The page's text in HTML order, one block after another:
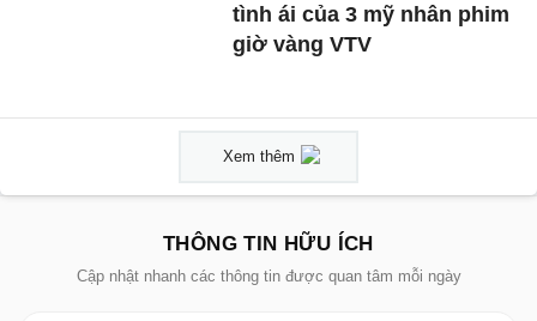
tình ái của 3 mỹ nhân phim
giờ vàng VTV
Xem thêm
THÔNG TIN HỮU ÍCH
Cập nhật nhanh các thông tin được quan tâm mỗi ngày